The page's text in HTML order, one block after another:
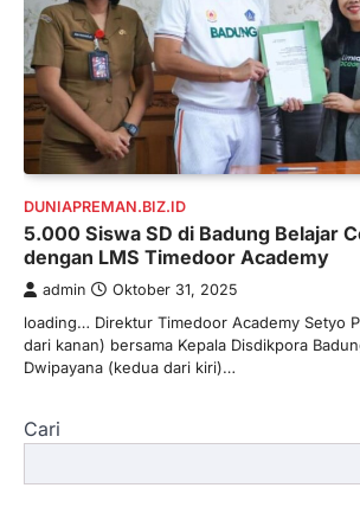
DUNIAPREMAN.BIZ.ID
5.000 Siswa SD di Badung Belajar
dengan LMS Timedoor Academy
admin Oktober 31, 2025
loading… Direktur Timedoor Academy Setyo
dari kanan) bersama Kepala Disdikpora
Dwipayana (kedua dari kiri)…
Cari